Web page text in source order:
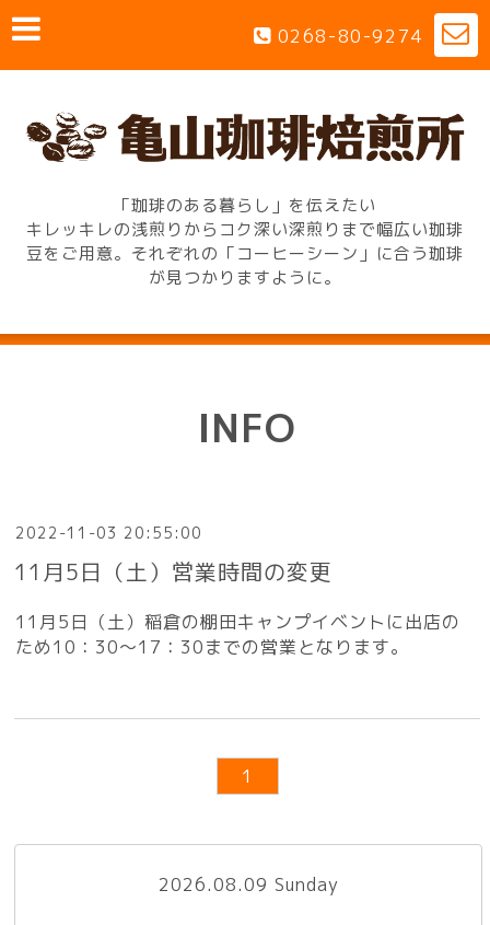
0268-80-9274
「珈琲のある暮らし」を伝えたい
キレッキレの浅煎りからコク深い深煎りまで幅広い珈琲
豆をご用意。それぞれの「コーヒーシーン」に合う珈琲
が見つかりますように。
INFO
2022-11-03 20:55:00
11月5日（土）営業時間の変更
11月5日（土）稲倉の棚田キャンプイベントに出店の
ため10：30～17：30までの営業となります。
1
2026.08.09 Sunday